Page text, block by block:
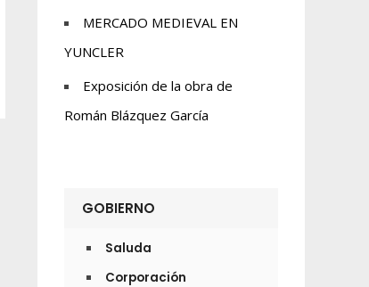
MERCADO MEDIEVAL EN
YUNCLER
Exposición de la obra de
Román Blázquez García
GOBIERNO
Saluda
Corporación